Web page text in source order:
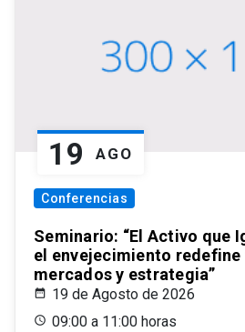
19 AGO
Conferencias
Seminario: “El Activo que
el envejecimiento
mercados y estrategia”
19 de Agosto de 2026
09:00 a 11:00 horas